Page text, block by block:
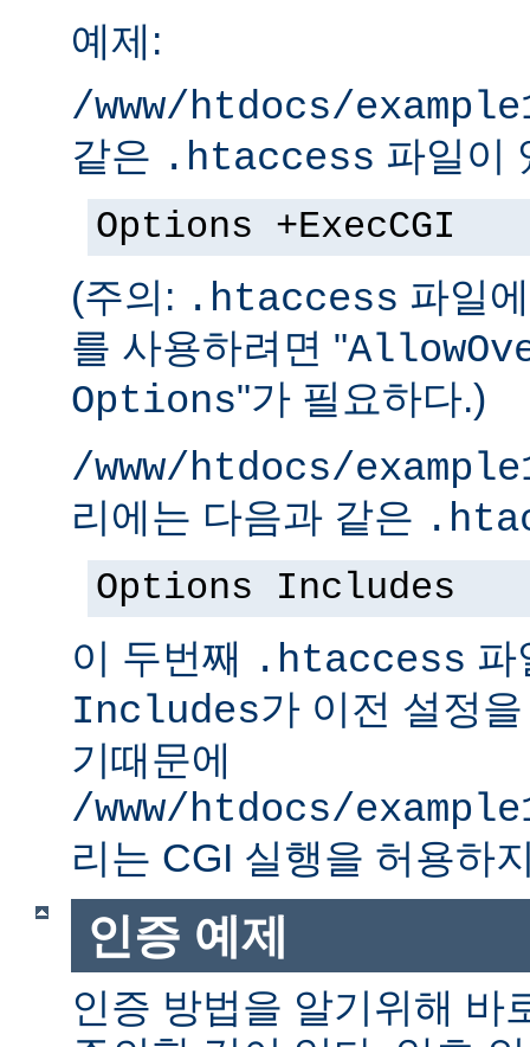
예제:
/www/htdocs/
같은 .htaccess 파일이
Options +ExecCGI
(주의: .htaccess 파일
를 사용하려면 "
Options"가 필요하다.)
/www/htdocs/
리에는 다음과 같은
Options Includes
이 두번째 .htaccess
Includes가 이전 설정
기때문에
/www/htdocs/
리는 CGI 실행을 허용하
인증 예제
인증 방법을 알기위해 바